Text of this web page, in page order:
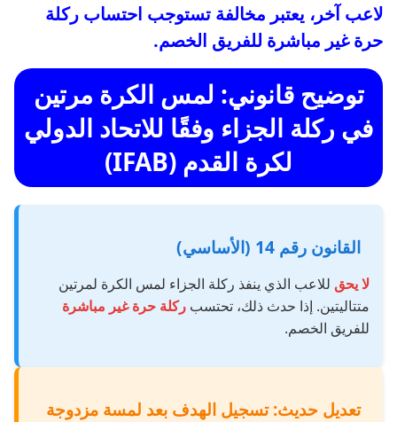
لاعب آخر، يعتبر مخالفة تستوجب احتساب ركلة
حرة غير مباشرة للفريق الخصم.
توضيح قانوني: لمس الكرة مرتين
في ركلة الجزاء وفقًا للاتحاد الدولي
لكرة القدم (IFAB)
القانون رقم 14 (الأساسي)
لا يحق للاعب الذي ينفذ ركلة الجزاء لمس الكرة لمرتين
متتاليتين. إذا حدث ذلك، تحتسب ركلة حرة غير مباشرة
للفريق الخصم.
تعديل حديث: تسجيل الهدف بعد لمسة مزدوجة